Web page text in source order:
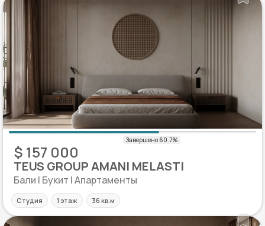
$ 157 000
TEUS GROUP AMANI MELASTI
Бали | Букит | Апартаменты
Студия 1 этаж 36 кв.м